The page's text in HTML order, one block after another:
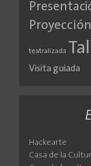
Proyección
teatralizada
Visita guiada
Hackearte
Casa de la